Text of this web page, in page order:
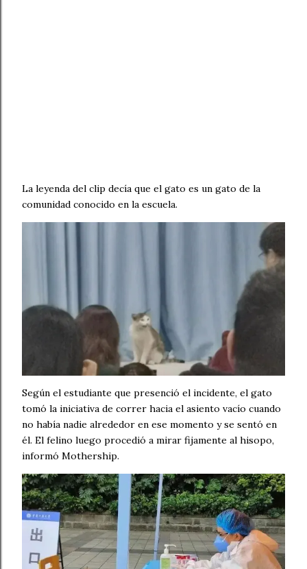
La leyenda del clip decía que el gato es un gato de la
comunidad conocido en la escuela.
Según el estudiante que presenció el incidente, el gato
tomó la iniciativa de correr hacia el asiento vacío cuando
no había nadie alrededor en ese momento y se sentó en
él. El felino luego procedió a mirar fijamente al hisopo,
informó Mothership.